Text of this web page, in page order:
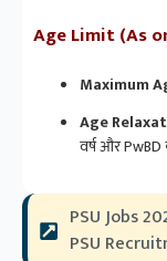
Age Limit (As
Maximum
Age
वर्ष और PwBD
PSU Jobs
PSU